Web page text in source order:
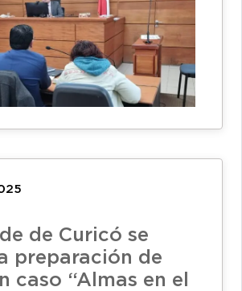
de Curicó se
preparación de
caso “Almas en el